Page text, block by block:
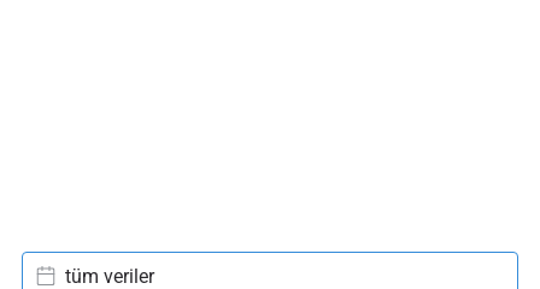
tüm veriler